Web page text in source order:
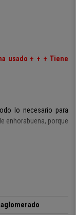
usado + + + Tiene
lo necesario para
enhorabuena, porque